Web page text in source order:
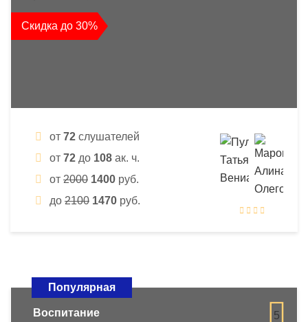
Скидка до 30%
от 72 слушателей
от 72 до 108 ак. ч.
от 2000 1400 руб.
до 2100 1470 руб.
Популярная
5
Воспитание